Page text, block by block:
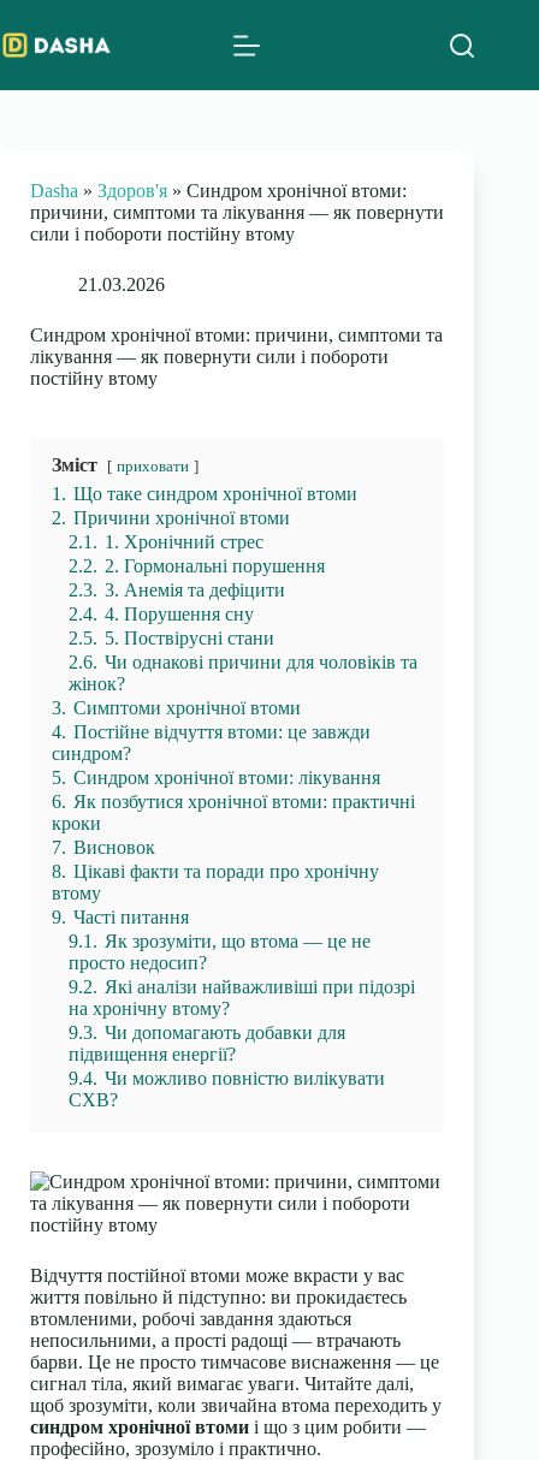
to
content
Dasha » Здоров'я » Синдром хронічної втоми:
причини, симптоми та лікування — як повернути
сили і побороти постійну втому
21.03.2026
Синдром хронічної втоми: причини, симптоми та
лікування — як повернути сили і побороти
постійну втому
Зміст приховати
1. Що таке синдром хронічної втоми
2. Причини хронічної втоми
2.1. 1. Хронічний стрес
2.2. 2. Гормональні порушення
2.3. 3. Анемія та дефіцити
2.4. 4. Порушення сну
2.5. 5. Поствірусні стани
2.6. Чи однакові причини для чоловіків та
жінок?
3. Симптоми хронічної втоми
4. Постійне відчуття втоми: це завжди
синдром?
5. Синдром хронічної втоми: лікування
6. Як позбутися хронічної втоми: практичні
кроки
7. Висновок
8. Цікаві факти та поради про хронічну
втому
9. Часті питання
9.1. Як зрозуміти, що втома — це не
просто недосип?
9.2. Які аналізи найважливіші при підозрі
на хронічну втому?
9.3. Чи допомагають добавки для
підвищення енергії?
9.4. Чи можливо повністю вилікувати
СХВ?
Відчуття постійної втоми може вкрасти у вас
життя повільно й підступно: ви прокидаєтесь
втомленими, робочі завдання здаються
непосильними, а прості радощі — втрачають
барви. Це не просто тимчасове виснаження — це
сигнал тіла, який вимагає уваги. Читайте далі,
щоб зрозуміти, коли звичайна втома переходить у
синдром хронічної втоми і що з цим робити —
професійно, зрозуміло і практично.